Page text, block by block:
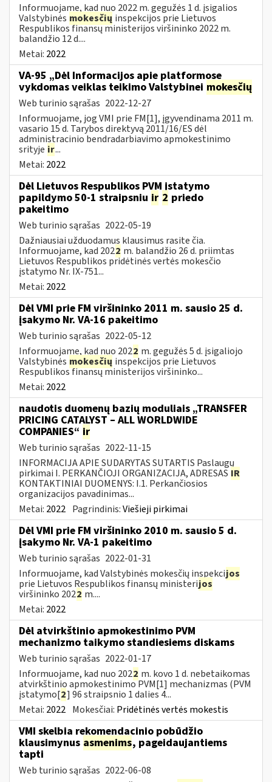
Informuojame, kad nuo 2022 m. gegužės 1 d. įsigalios
Valstybinės mokesčių inspekcijos prie Lietuvos
Respublikos finansų ministerijos viršininko 2022 m.
balandžio 12 d....
Metai: 2022
VA-95 „Dėl Informacijos apie platformose
vykdomas veiklas teikimo Valstybinei mokesčių
Web turinio sąrašas 2022-12-27
Informuojame, jog VMI prie FM[1], įgyvendinama 2011 m.
vasario 15 d. Tarybos direktyvą 2011/16/ES dėl
administracinio bendradarbiavimo apmokestinimo
srityje ir...
Metai: 2022
Dėl Lietuvos Respublikos PVM įstatymo
papildymo 50-1 straipsniu ir 2 priedo
pakeitimo
Web turinio sąrašas 2022-05-19
Dažniausiai užduodamus klausimus rasite čia.
Informuojame, kad 2022 m. balandžio 26 d. priimtas
Lietuvos Respublikos pridėtinės vertės mokesčio
įstatymo Nr. IX-751...
Metai: 2022
Dėl VMI prie FM viršininko 2011 m. sausio 25 d.
įsakymo Nr. VA-16 pakeitimo
Web turinio sąrašas 2022-05-12
Informuojame, kad nuo 2022 m. gegužės 5 d. įsigaliojo
Valstybinės mokesčių inspekcijos prie Lietuvos
Respublikos finansų ministerijos viršininko...
Metai: 2022
naudotis duomenų bazių moduliais „TRANSFER
PRICING CATALYST – ALL WORLDWIDE
COMPANIES“ ir
Web turinio sąrašas 2022-11-15
INFORMACIJA APIE SUDARYTAS SUTARTIS Paslaugų
pirkimai I. PERKANČIOJI ORGANIZACIJA, ADRESAS IR
KONTAKTINIAI DUOMENYS: I.1. Perkančiosios
organizacijos pavadinimas...
Metai: 2022 Pagrindinis:Viešieji pirkimai
Dėl VMI prie FM viršininko 2010 m. sausio 5 d.
įsakymo Nr. VA-1 pakeitimo
Web turinio sąrašas 2022-01-31
Informuojame, kad Valstybinės mokesčių inspekcijos
prie Lietuvos Respublikos finansų ministerijos
viršininko 2022 m....
Metai: 2022
Dėl atvirkštinio apmokestinimo PVM
mechanizmo taikymo standiesiems diskams
Web turinio sąrašas 2022-01-17
Informuojame, kad nuo 2022 m. kovo 1 d. nebetaikomas
atvirkštinio apmokestinimo PVM[1] mechanizmas (PVM
įstatymo[2] 96 straipsnio 1 dalies 4...
Metai: 2022 Mokesčiai: Pridėtinės vertės mokestis
VMI skelbia rekomendacinio pobūdžio
klausimynus asmenims, pageidaujantiems
tapti
Web turinio sąrašas 2022-06-08